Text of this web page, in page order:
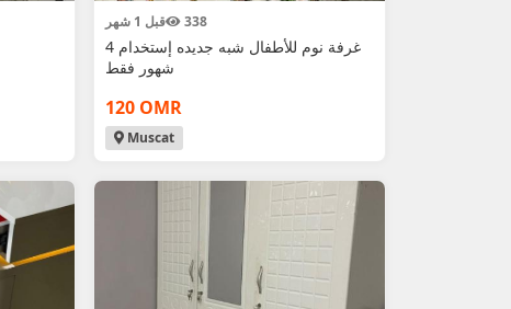
قبل 1 شهر 338
غرفة نوم للأطفال شبه جديده إستخدام 4
شهور فقط
120 OMR
Muscat